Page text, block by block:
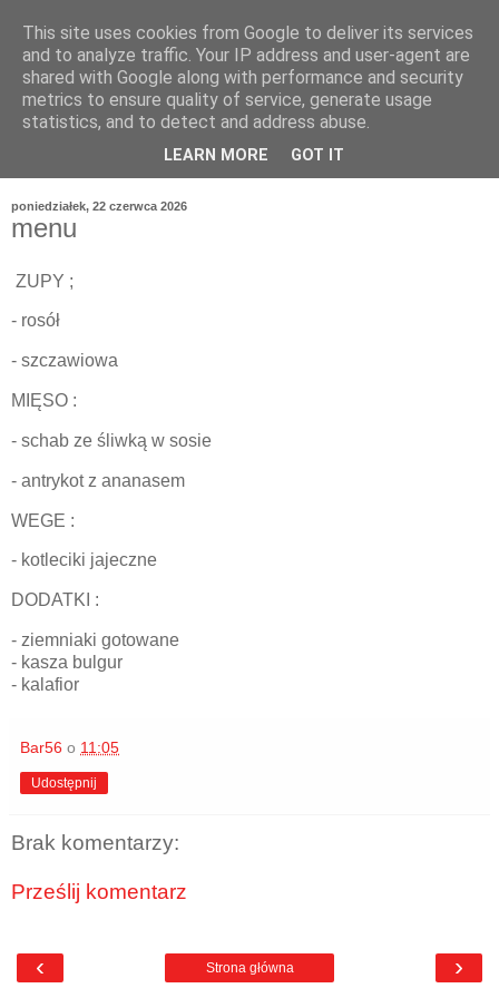
poniedziałek, 22 czerwca 2026
menu
ZUPY ;
- rosół
- szczawiowa
MIĘSO :
- schab ze śliwką w sosie
- antrykot z ananasem
WEGE :
- kotleciki jajeczne
DODATKI :
- ziemniaki gotowane
- kasza bulgur
- kalafior
Bar56 o 11:05
Udostępnij
Brak komentarzy:
Prześlij komentarz
‹ ›
Strona główna
This site uses cookies from Google to deliver its services
and to analyze traffic. Your IP address and user-agent are
shared with Google along with performance and security
metrics to ensure quality of service, generate usage
statistics, and to detect and address abuse.
LEARN MORE GOT IT